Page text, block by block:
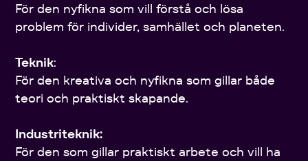
För den nyfikna som vill förstå och lösa
problem för individer, samhället och planeten.
Teknik:
För den kreativa och nyfikna som gillar både
teori och praktiskt skapande.
Industriteknik:
För den som gillar praktiskt arbete och vill ha